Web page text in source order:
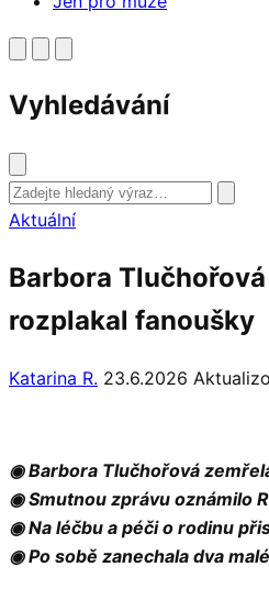
Vyhledávání
Vyhledat
Aktuální
Barbora
rozplakal fanoušky
Katarina R. 23.6.2026
◉ Barbora Tlučhořová
◉ Smutnou zprávu oznámilo
◉ Na léčbu a péči o rodinu
◉ Po sobě zanechala dva